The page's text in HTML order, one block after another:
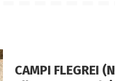
CAMPI FLEGREI